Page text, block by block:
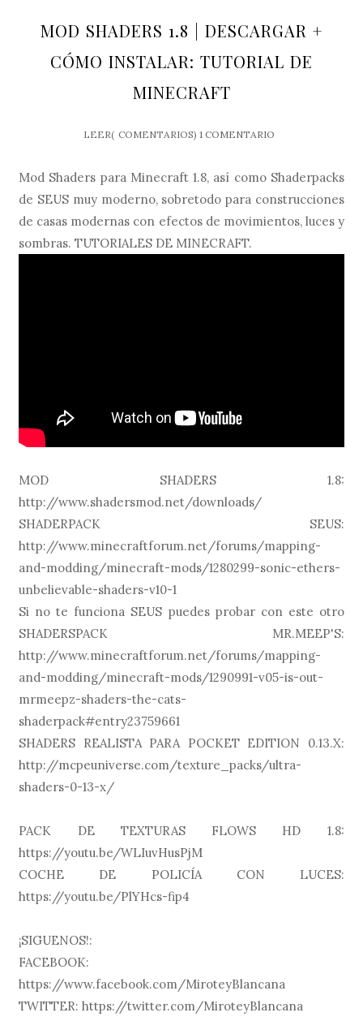
MOD SHADERS 1.8 | DESCARGAR +
CÓMO INSTALAR: TUTORIAL DE
MINECRAFT
LEER( COMENTARIOS) 1 COMENTARIO
Mod Shaders para Minecraft 1.8, así como Shaderpacks
de SEUS muy moderno, sobretodo para construcciones
de casas modernas con efectos de movimientos, luces y
sombras. TUTORIALES DE MINECRAFT.
MOD SHADERS 1.8:
http://www.shadersmod.net/downloads/
SHADERPACK SEUS:
http://www.minecraftforum.net/forums/mapping-
and-modding/minecraft-mods/1280299-sonic-ethers-
unbelievable-shaders-v10-1
Si no te funciona SEUS puedes probar con este otro
SHADERSPACK MR.MEEP'S:
http://www.minecraftforum.net/forums/mapping-
and-modding/minecraft-mods/1290991-v05-is-out-
mrmeepz-shaders-the-cats-
shaderpack#entry23759661
SHADERS REALISTA PARA POCKET EDITION 0.13.X:
http://mcpeuniverse.com/texture_packs/ultra-
shaders-0-13-x/
PACK DE TEXTURAS FLOWS HD 1.8:
https://youtu.be/WLIuvHusPjM
COCHE DE POLICÍA CON LUCES:
https://youtu.be/PlYHcs-fip4
¡SIGUENOS!:
FACEBOOK:
https://www.facebook.com/MiroteyBlancana
TWITTER: https://twitter.com/MiroteyBlancana